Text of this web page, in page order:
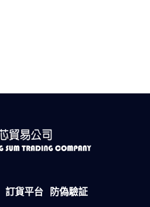
訂貨平台 防偽驗証